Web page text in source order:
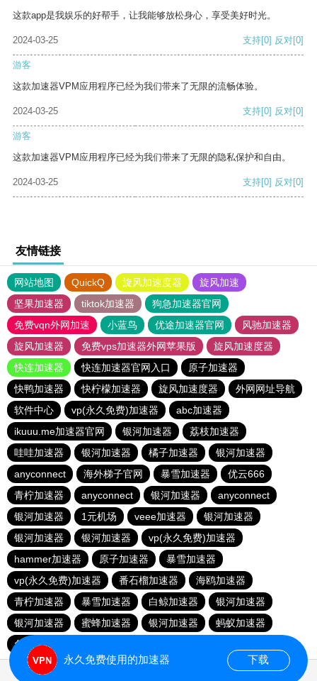
这款app是我娱乐的好帮手，让我能够放松身心，享受美好时光。
2024-03-25 支持[0] 反对[0]
游客
这款加速器VPM应用程序已经为我们带来了无限的流畅体验。
2024-03-25 支持[0] 反对[0]
游客
这款加速器VPM应用程序已经为我们带来了无限的隐私保护和自由。
2024-03-25 支持[0] 反对[0]
友情链接
网站地图 QuickQ 旋风加速度器
旋风加速
坚果加速器
tiktok加速器
狗急加速器官网
免费vqn外网加速
小蓝鸟 优途加速器官网
风驰加速器
旋风加速器
免费vps加速器外网苹果版
旋风加速度器
快连加速器
快连加速器官网入口
原子加速器
快鸭加速器
快柠檬加速器 旋风加速度器
外网网址导航
软件中心
vp(永久免费)加速器
abc加速器
ikuuu.me加速器官网
银河加速器
荔枝加速器
哇哇加速器
银河加速器 橘子加速器
银河加速器
anyconnect
海外梯子官网 暴雪加速器
优云666
青柠加速器
anyconnect 银河加速器
anyconnect
银河加速器
1元机场 veee加速器
银河加速器
银河加速器
银河加速器
vp(永久免费)加速器
hammer加速器
原子加速器
暴雪加速器
vp(永久免费)加速器
番石榴加速器
海鸥加速器
青柠加速器
暴雪加速器 白鲸加速器
银河加速器
银河加速器
蜜蜂加速器 银河加速器
蚂蚁加速器
免费海外pvn加速器
永久免费使用的加速器 下载